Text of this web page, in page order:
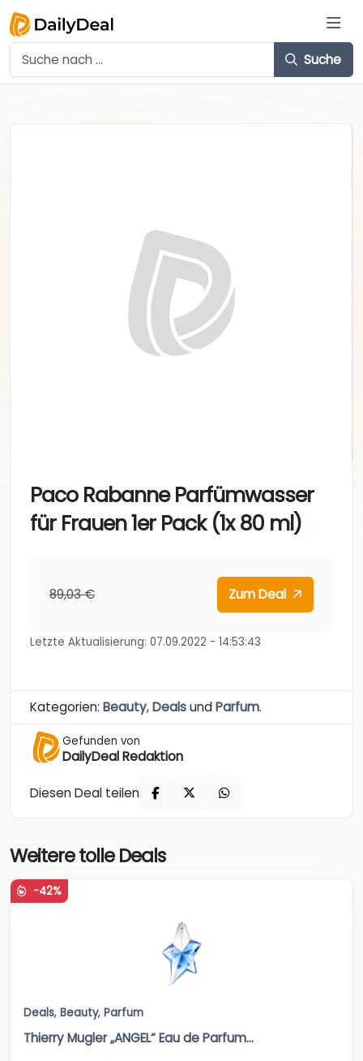
Suche
Paco Rabanne Parfümwasser
für Frauen 1er Pack (1x 80 ml)
89,03 € Zum Deal
Letzte Aktualisierung: 07.09.2022 - 14:53:43
Kategorien: Beauty,DealsundParfum.
Gefunden von
DailyDeal Redaktion
Diesen Deal teilen
Weitere tolle Deals
-42%
Deals, Beauty, Parfum
Thierry Mugler „ANGEL“ Eau de Parfum...